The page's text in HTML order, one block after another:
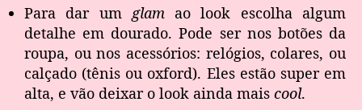
Para dar um glamao look escolha algum
detalhe em dourado. Pode ser nos botões da
roupa, ou nos acessórios: relógios, colares, ou
calçado (tênis ou oxford). Eles estão super em
alta, e vão deixar o look ainda mais cool.